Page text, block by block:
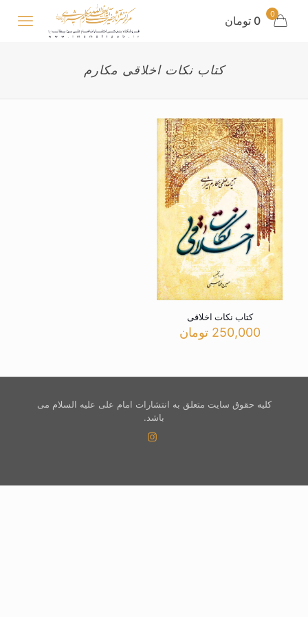
0 0 تومان
کتاب نکات اخلاقی مکارم
کتاب نکات اخلاقی
250,000 تومان
کلیه حقوق سایت متعلق به انتشارات امام علی علیه السلام می
باشد.